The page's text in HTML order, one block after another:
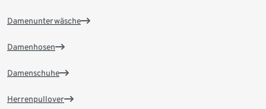
Damenunterwäsche
Damenhosen
Damenschuhe
Herrenpullover